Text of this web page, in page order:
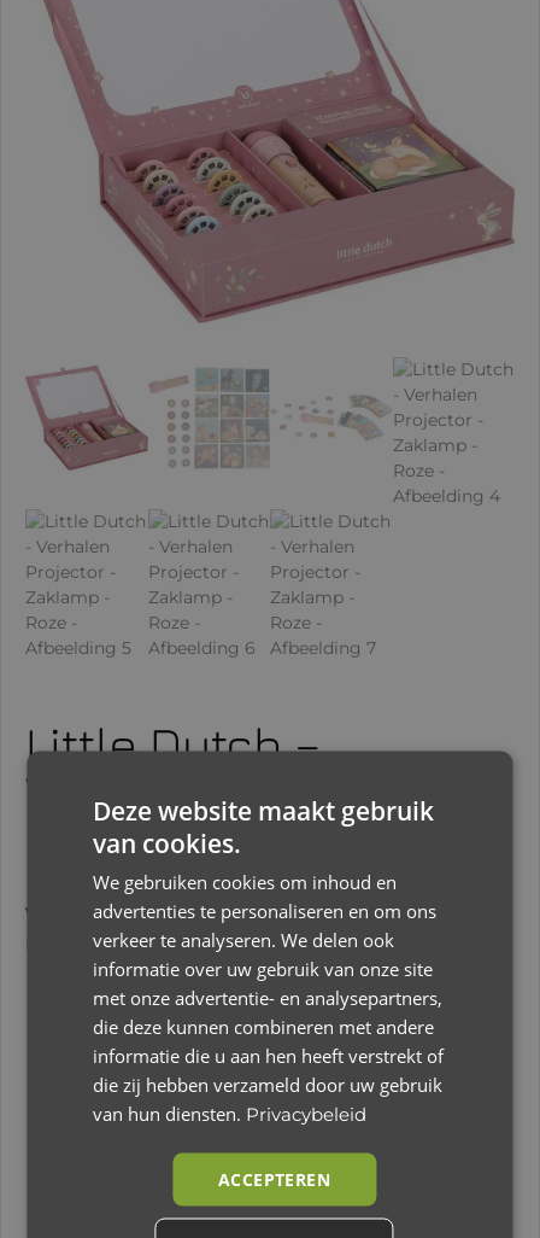
Little Dutch –
Verhalen Projector –
Zaklamp – Roze
Breng verwondering tot leven met de
verhalen van deze projector zaklamp voor
kinderen!
19,79
Op voorraad
Deze website maakt gebruik
van cookies.
We gebruiken cookies om inhoud en
advertenties te personaliseren en om ons
verkeer te analyseren. We delen ook
informatie over uw gebruik van onze site
met onze advertentie- en analysepartners,
die deze kunnen combineren met andere
informatie die u aan hen heeft verstrekt of
die zij hebben verzameld door uw gebruik
van hun diensten. Privacybeleid
ACCEPTEREN